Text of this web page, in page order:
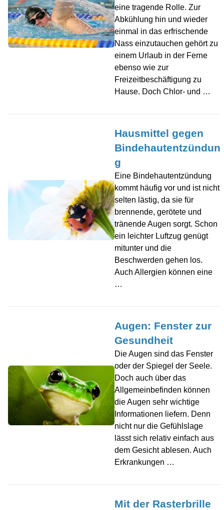
eine tragende Rolle. Zur
Abkühlung hin und wieder
einmal in das erfrischende
Nass einzutauchen gehört zu
einem Urlaub in der Ferne
ebenso wie zur
Freizeitbeschäftigung zu
Hause. Doch Chlor- und …
Hausmittel gegen
Bindehautentzündun
g
Eine Bindehautentzündung
kommt häufig vor und ist nicht
selten lästig, da sie für
brennende, gerötete und
tränende Augen sorgt. Schon
ein leichter Luftzug genügt
mitunter und die
Beschwerden gehen los.
Auch Allergien können eine
…
Augen: Fenster zur
Gesundheit
Die Augen sind das Fenster
oder der Spiegel der Seele.
Doch auch über das
Allgemeinbefinden können
die Augen sehr wichtige
Informationen liefern. Denn
nicht nur die Gefühlslage
lässt sich relativ einfach aus
dem Gesicht ablesen. Auch
Erkrankungen …
Mit der Rasterbrille